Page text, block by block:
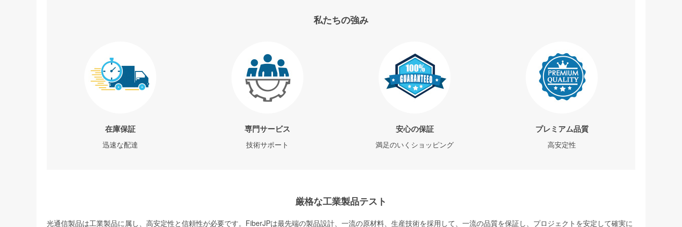
私たちの強み
在庫保証
迅速な配達
専門サービス
技術サポート
安心の保証
満足のいくショッピング
プレミアム品質
高安定性
厳格な工業製品テスト
光通信製品は工業製品に属し、高安定性と信頼性が必要です。FiberJPは最先端の製品設計、一流の原材料、生産技術を採用して、一流の品質を保証し、プロジェクトを安定して確実に